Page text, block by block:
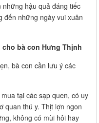
hậu quả đáng tiếc
đến những ngày vui xuân
bà con Hưng Thịnh
bà con cần lưu ý các
tại các sạp quen, có uy
quan thú y. Thịt lợn ngon
không có mùi hôi hay